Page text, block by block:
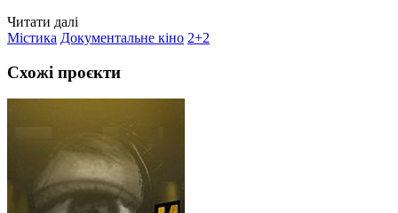
Читати далі
Містика Документальне кіно 2+2
Схожі проєкти